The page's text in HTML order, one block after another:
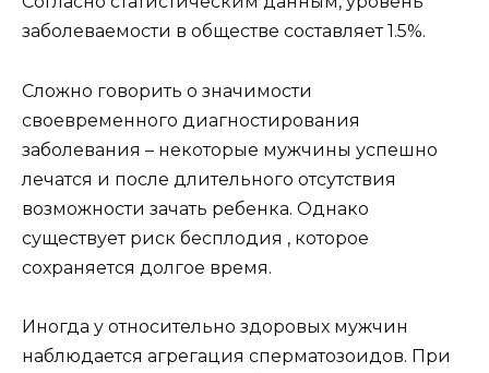
заболеваемости в обществе составляет 1.5%.
Сложно говорить о значимости
своевременного диагностирования
заболевания – некоторые мужчины успешно
лечатся и после длительного отсутствия
возможности зачать ребенка. Однако
существует риск бесплодия , которое
сохраняется долгое время.
Иногда у относительно здоровых мужчин
наблюдается агрегация сперматозоидов. При